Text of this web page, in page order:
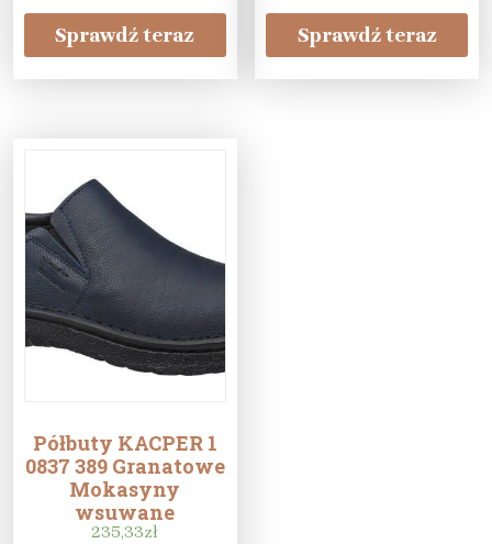
Sprawdź teraz Sprawdź teraz
Półbuty KACPER 1
0837 389 Granatowe
Mokasyny
wsuwane
235,33zł